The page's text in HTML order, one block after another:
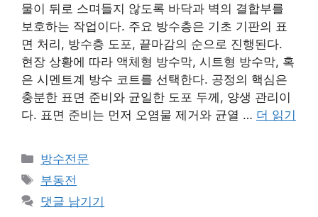
물이 뒤로 스며들지 않도록 바닥과 벽의 결합부를
보호하는 작업이다. 주요 방수층은 기초 기판의 표
면 처리, 방수층 도포, 끝마감의 순으로 진행된다.
현장 상황에 따라 액체형 방수막, 시트형 방수막, 혹
은 시멘트계 방수 코트를 선택한다. 공정의 핵심은
충분한 표면 준비와 균일한 도포 두께, 양생 관리이
다. 표면 준비는 먼저 오염물 제거와 균열 … 더 읽기
카
테
고
리
방수전문
태
그
부동전
댓글 남기기